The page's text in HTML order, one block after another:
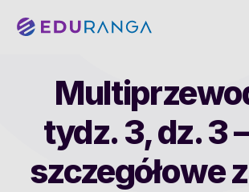
tydz. 3, dz. 3
szczegółowe